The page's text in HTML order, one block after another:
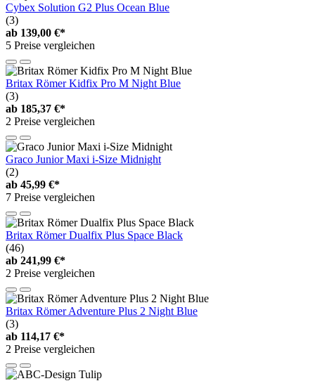
Cybex Solution G2 Plus Ocean Blue
(3)
ab 139,00 €*
5 Preise vergleichen
Britax Römer Kidfix Pro M Night Blue
(3)
ab 185,37 €*
2 Preise vergleichen
Graco Junior Maxi i-Size Midnight
(2)
ab 45,99 €*
7 Preise vergleichen
Britax Römer Dualfix Plus Space Black
(46)
ab 241,99 €*
2 Preise vergleichen
Britax Römer Adventure Plus 2 Night Blue
(3)
ab 114,17 €*
2 Preise vergleichen